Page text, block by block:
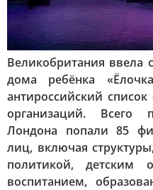
Великобритания ввела
дома ребёнка
антироссийский
организаций. Всего
Лондона попали 85
лиц, включая
политикой, детским
воспитанием,